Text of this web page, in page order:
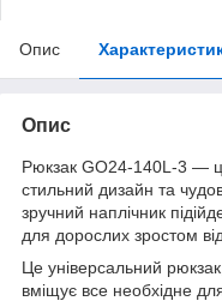
Опис
Опис
Рюкзак GO24-140L-3 —
стильний дизайн та
зручний наплічник
для дорослих зростом
Це універсальний
вміщує все необхідне